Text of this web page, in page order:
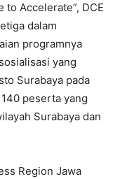
to Accelerate”, DCE
dalam
programnya
yang
Surabaya pada
peserta yang
Surabaya dan
Region Jawa